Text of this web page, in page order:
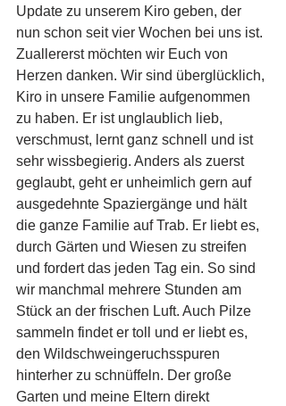
Update zu unserem Kiro geben, der
nun schon seit vier Wochen bei uns ist.
Zuallererst möchten wir Euch von
Herzen danken. Wir sind überglücklich,
Kiro in unsere Familie aufgenommen
zu haben. Er ist unglaublich lieb,
verschmust, lernt ganz schnell und ist
sehr wissbegierig. Anders als zuerst
geglaubt, geht er unheimlich gern auf
ausgedehnte Spaziergänge und hält
die ganze Familie auf Trab. Er liebt es,
durch Gärten und Wiesen zu streifen
und fordert das jeden Tag ein. So sind
wir manchmal mehrere Stunden am
Stück an der frischen Luft. Auch Pilze
sammeln findet er toll und er liebt es,
den Wildschweingeruchsspuren
hinterher zu schnüffeln. Der große
Garten und meine Eltern direkt